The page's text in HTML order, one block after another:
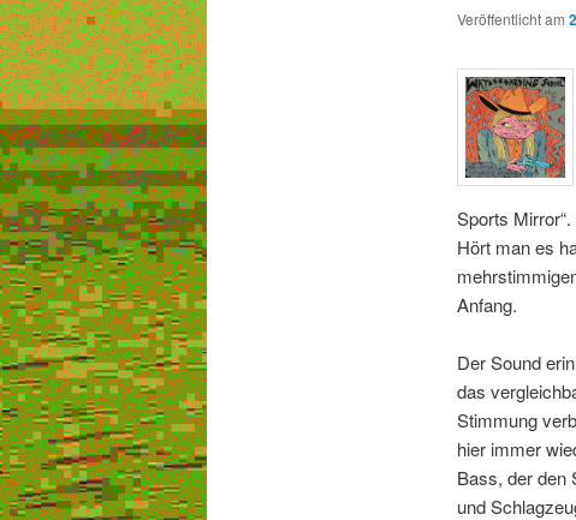
Veröffentlicht am
Sports
Hört man es
Anfang.
Der Sound
das
Stimmung
hier immer
Bass, der den
und